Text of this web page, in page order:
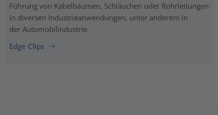
Führung von Kabelbäumen, Schläuchen oder Rohrleitungen
in diversen Industrieanwendungen, unter anderem in
der Automobilindustrie.
Edge Clips